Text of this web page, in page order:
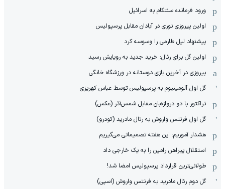
ورود فرمانده سنتکام به اسرائیل
اولین پیروزی نوری در آبادان مقابل پرسپولیس
پیشنهاد لیل طارمی را وسوسه کرد
اولین گل برای رئال: خرید جدید به رویایش رسید
پیروزی در آخرین بازی دوستانه در ورزشگاه خانگی
گل اول آلومینیوم به پرسپولیس توسط عباس کهریزی
تراکتور با دو دروازه‌بان مقابل شمس‌آذر (عکس)
گل اول فرنتس واروش به رئال مادرید (کودرو)
هشدار آموریم: این هفته تصمیماتی می‌گیریم
استقلال پیراهن رامین را به یک خارجی داد
طولانی‌ترین قرارداد پرسپولیس امضا شد!
گل دوم رئال مادرید به فرنتس واروش (اسپی)